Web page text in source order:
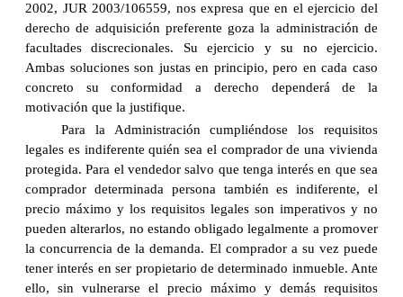
2002, JUR 2003/106559, nos expresa que en el ejercicio del
derecho de adquisición preferente goza la administración de
facultades discrecionales. Su ejercicio y su no ejercicio.
Ambas soluciones son justas en principio, pero en cada caso
concreto su conformidad a derecho dependerá de la
motivación que la justifique.
Para la Administración cumpliéndose los requisitos
legales es indiferente quién sea el comprador de una vivienda
protegida. Para el vendedor salvo que tenga interés en que sea
comprador determinada persona también es indiferente, el
precio máximo y los requisitos legales son imperativos y no
pueden alterarlos, no estando obligado legalmente a promover
la concurrencia de la demanda. El comprador a su vez puede
tener interés en ser propietario de determinado inmueble. Ante
ello, sin vulnerarse el precio máximo y demás requisitos